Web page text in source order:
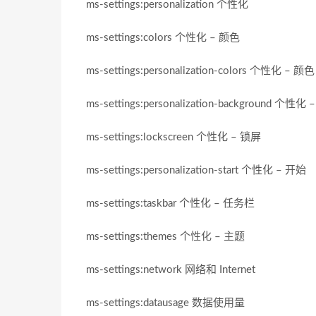
ms-settings:personalization 个性化
ms-settings:colors 个性化 – 颜色
ms-settings:personalization-colors 个性化 – 颜色
ms-settings:personalization-background 个性化
ms-settings:lockscreen 个性化 – 锁屏
ms-settings:personalization-start 个性化 – 开始
ms-settings:taskbar 个性化 – 任务栏
ms-settings:themes 个性化 – 主题
ms-settings:network 网络和 Internet
ms-settings:datausage 数据使用量